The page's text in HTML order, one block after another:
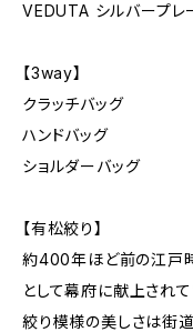
VEDUTA シルバープレ
【3way】
クラッチバッグ
ハンドバッグ
ショルダーバッグ
【有松絞り】
約400年ほど前の江戸
として幕府に献上されて
絞り模様の美しさは街